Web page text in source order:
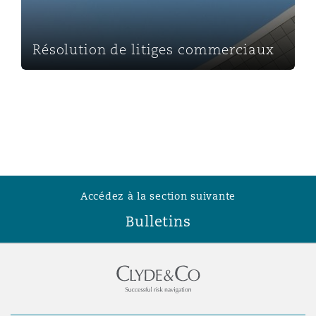
Résolution de litiges commerciaux
Accédez à la section suivante
Bulletins